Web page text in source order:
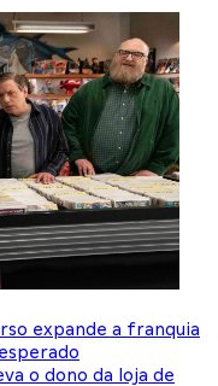
expande a franquia
o dono da loja de